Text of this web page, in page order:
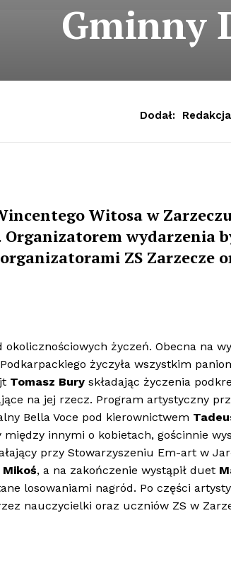
Gminny
Dodał: Redakcja
Witosa w Zarze
wydarzenia
ZS Zarzecze
okolicznościowych życzeń. Obecna na
życzyła wszystkim
Tomasz Bury składając życzenia
na jej rzecz. Program artystyczny
Bella Voce pod kierownictwem
innymi o kobietach, gościnnie
przy Stowarzyszeniu Em-art w
, a na zakończenie wystąpił duet
losowaniami nagród. Po części
nauczycielki oraz uczniów ZS w